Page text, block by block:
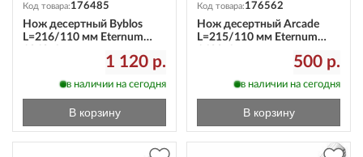
Код товара:176485
Нож десертный Byblos
L=216/110 мм Eternum
1 120 р.
в наличии на сегодня
В корзину
Код товара:176562
Нож десертный Arcade
L=215/110 мм Eternum
500 р.
в наличии на сегодня
В корзину